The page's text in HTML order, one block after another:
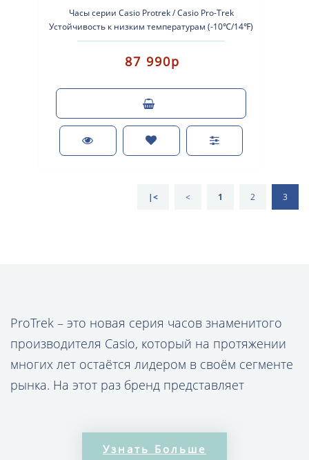
Часы серии Casio Protrek / Casio Pro-Trek
Устойчивость к низким температурам (-10℃/14℉)
Кварцевые наручные часы...
87 990р
|< < 1 2 3
ProTrek – это новая серия часов знаменитого
производителя Casio, который на протяжении
многих лет остаётся лидером в своём сегменте
рынка. На этот раз бренд представляет
Расширенный функционал включает не только
Узнать Больше